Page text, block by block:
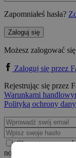
Zapomniałeś hasła?
Zaloguj się
Możesz zalogować
Zaloguj się przez
Rejestrując się przez
Warunkami
Polityką ochrony
Chcę
nowościach,